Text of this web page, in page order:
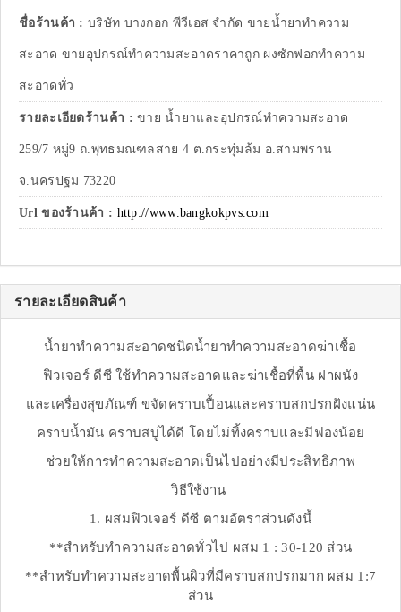
ชื่อร้านค้า : บริษัท บางกอก พีวีเอส จำกัด ขายน้ำยาทำความ
สะอาด ขายอุปกรณ์ทำความสะอาดราคาถูก ผงซักฟอกทำความ
สะอาดทั่ว
รายละเอียดร้านค้า :ขาย น้ำยาและอุปกรณ์ทำความสะอาด
259/7 หมู่9 ถ.พุทธมณฑลสาย 4 ต.กระทุ่มล้ม อ.สามพราน
จ.นครปฐม 73220
Url ของร้านค้า : http://www.bangkokpvs.com
รายละเอียดสินค้า
น้ำยาทำความสะอาดชนิดน้ำยาทำความสะอาดฆ่าเชื้อ
ฟิวเจอร์ ดีซี ใช้ทำความสะอาดและฆ่าเชื้อที่พื้น ฝาผนัง
และเครื่องสุขภัณฑ์ ขจัดคราบเปื้อนและคราบสกปรกฝังแน่น
คราบน้ำมัน คราบสบู่ได้ดี โดยไม่ทิ้งคราบและมีฟองน้อย
ช่วยให้การทำความสะอาดเป็นไปอย่างมีประสิทธิภาพ
วิธีใช้งาน
1. ผสมฟิวเจอร์ ดีซี ตามอัตราส่วนดังนี้
**สำหรับทำความสะอาดทั่วไป ผสม 1 : 30-120 ส่วน
**สำหรับทำความสะอาดพื้นผิวที่มีคราบสกปรกมาก ผสม 1:7
ส่วน